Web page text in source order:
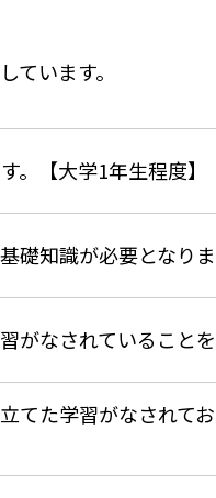
ています。
。【大学1年生程度】
知識が必要となりま
なされていること
てた学習がなされて